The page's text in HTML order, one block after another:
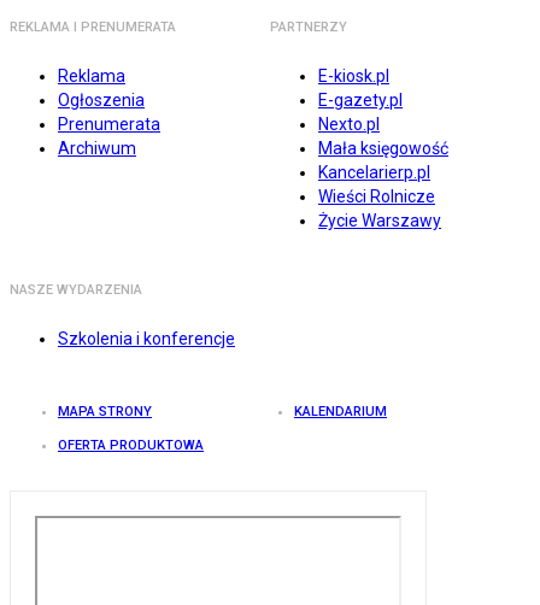
REKLAMA I PRENUMERATA
Reklama
Ogłoszenia
Prenumerata
Archiwum
PARTNERZY
E-kiosk.pl
E-gazety.pl
Nexto.pl
Mała księgowość
Kancelarierp.pl
Wieści Rolnicze
Życie Warszawy
NASZE WYDARZENIA
Szkolenia i konferencje
MAPA STRONY KALENDARIUM
OFERTA PRODUKTOWA